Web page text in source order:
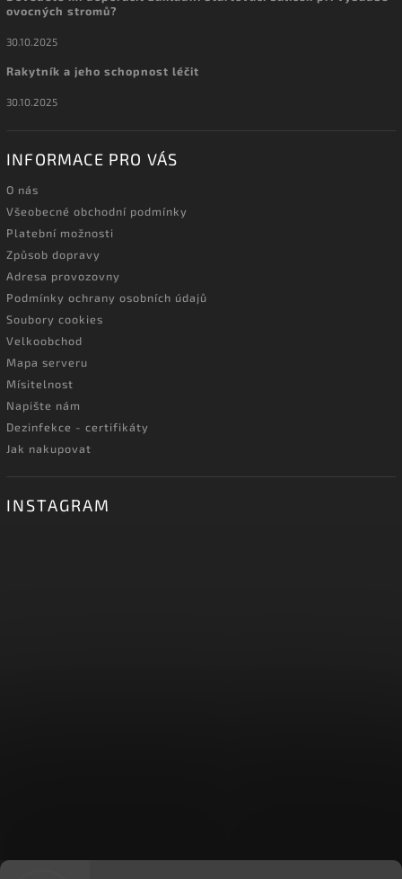
ovocných stromů?
30.10.2025
Rakytník a jeho schopnost léčit
30.10.2025
INFORMACE PRO VÁS
O nás
Všeobecné obchodní podmínky
Platební možnosti
Způsob dopravy
Adresa provozovny
Podmínky ochrany osobních údajů
Soubory cookies
Velkoobchod
Mapa serveru
Mísitelnost
Napište nám
Dezinfekce - certifikáty
Jak nakupovat
INSTAGRAM